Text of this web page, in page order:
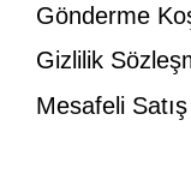
Gönderme
Gizlilik
Mesafeli